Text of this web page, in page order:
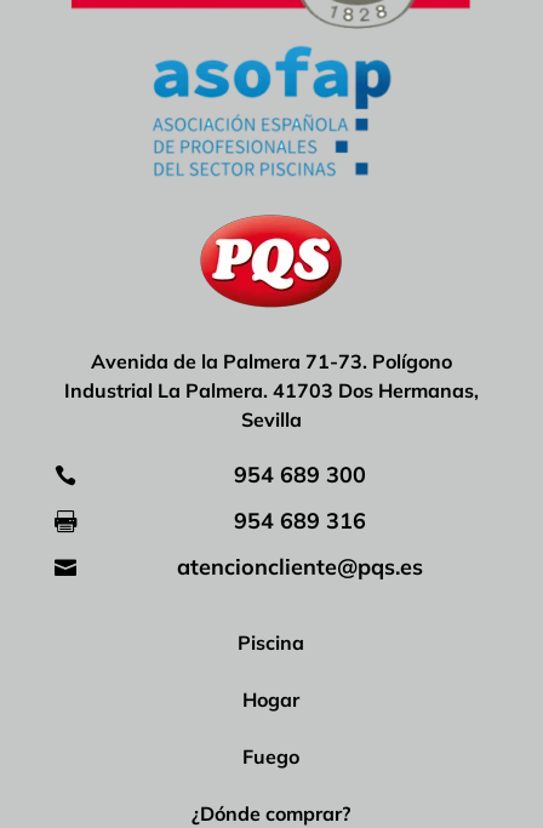
Avenida de la Palmera 71-73. Polígono
Industrial La Palmera. 41703 Dos Hermanas,
Sevilla
 954 689 300
 954 689 316
 atencioncliente@pqs.es
Piscina
Hogar
Fuego
¿Dónde comprar?